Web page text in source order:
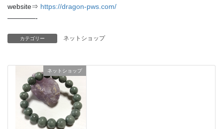
website⇒ https://dragon-pws.com/
————-
カテゴリー ネットショップ
ネットショップ
投稿フィード
WordPress.org